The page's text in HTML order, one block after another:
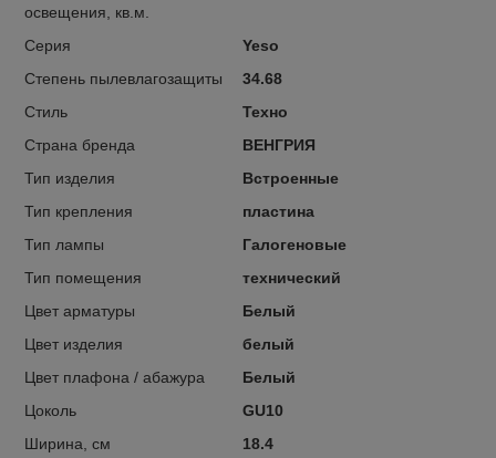
освещения, кв.м.
Серия
Yeso
Степень пылевлагозащиты
34.68
Стиль
Техно
Страна бренда
ВЕНГРИЯ
Тип изделия
Встроенные
Тип крепления
пластина
Тип лампы
Галогеновые
Тип помещения
технический
Цвет арматуры
Белый
Цвет изделия
белый
Цвет плафона / абажура
Белый
Цоколь
GU10
Ширина, см
18.4